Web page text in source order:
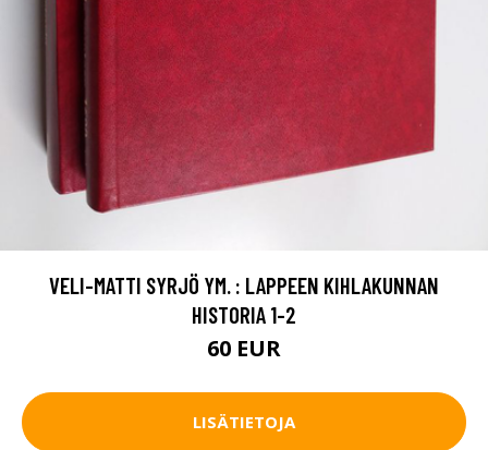
VELI-MATTI SYRJÖ YM. : LAPPEEN KIHLAKUNNAN
HISTORIA 1-2
60 EUR
LISÄTIETOJA